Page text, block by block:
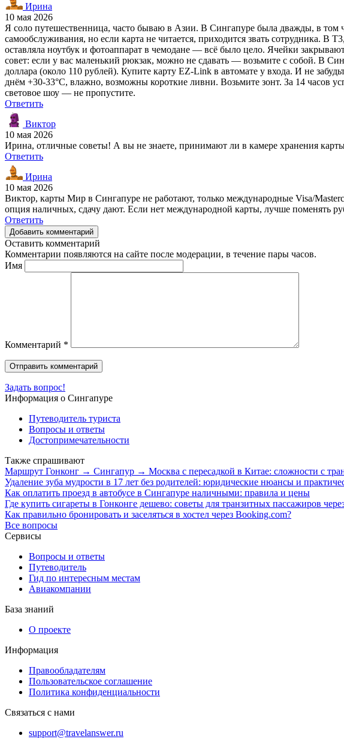
Ирина
10 мая 2026
Я соло путешественница, часто бываю в Азии. В Сингапуре была дважды, в
самообслуживания, но если карта не читается, приходится звать сотрудника. В
оставляла ноутбук и фотоаппарат в чемодане — всё было цело. Ячейки
совет: если у вас маленький рюкзак, можно не сдавать — возьмите с собой. В
доллара (около 110 рублей). Купите карту EZ-Link в автомате у входа. И не
днём +30-33°C, влажно, возможны короткие ливни. Возьмите зонт. За 14 часов
световое шоу — не пропустите.
Ответить
Виктор
10 мая 2026
Ирина, отличные советы! А вы не знаете, принимают ли в камере хранения
Ответить
Ирина
10 мая 2026
Виктор, карты Мир в Сингапуре не работают, только международные Visa/
опция наличных, сдачу дают. Если нет международной карты, лучше поменять
Ответить
Добавить комментарий
Оставить комментарий
Комментарии появляются на сайте после модерации, в течение пары часов.
Имя
Комментарий *
Задать вопрос!
Информация о Сингапуре
Путеводитель туриста
Вопросы и ответы
Достопримечательности
Также спрашивают
Маршрут Гонконг → Сингапур → Москва с пересадкой в Китае: сложности с
Удаление зуба мудрости в 17 лет без родителей: юридические нюансы и
Как оплатить проезд в автобусе в Сингапуре наличными: правила и цены
Где купить сигареты в Гонконге дешево: советы для транзитных пассажиров
Как правильно бронировать и заселяться в хостел через Booking.com?
Все вопросы
Сервисы
Вопросы и ответы
Путеводитель
Гид по интересным местам
Авиакомпании
База знаний
О проекте
Информация
Правообладателям
Пользовательское соглашение
Политика конфиденциальности
Связаться с нами
support@travelanswer.ru